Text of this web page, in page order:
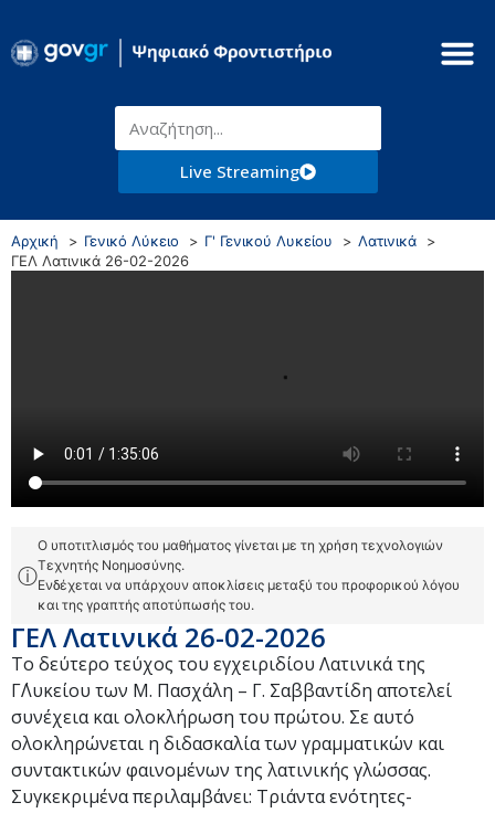
Live Streaming
Αρχική Γενικό Λύκειο Γ' Γενικού Λυκείου
Λατινικά
ΓΕΛ Λατινικά 26-02-2026
ⓘ
Ο υποτιτλισμός του μαθήματος γίνεται με τη χρήση τεχνολογιών
Τεχνητής Νοημοσύνης.
Ενδέχεται να υπάρχουν αποκλίσεις μεταξύ του προφορικού λόγου
και της γραπτής αποτύπωσής του.
ΓΕΛ Λατινικά 26-02-2026
Το δεύτερο τεύχος του εγχειριδίου Λατινικά της
Γ΄Λυκείου των Μ. Πασχάλη – Γ. Σαββαντίδη αποτελεί
συνέχεια και ολοκλήρωση του πρώτου. Σε αυτό
ολοκληρώνεται η διδασκαλία των γραμματικών και
συντακτικών φαινομένων της λατινικής γλώσσας.
Συγκεκριμένα περιλαμβάνει: Τριάντα ενότητες-